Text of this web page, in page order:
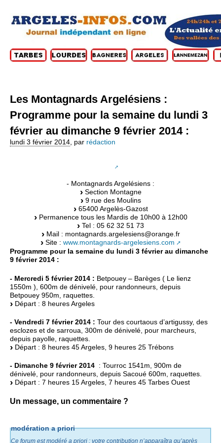
Les Montagnards Argelésiens :
Programme pour la semaine du lundi 3
février au dimanche 9 février 2014 :
lundi 3 février 2014 par rédaction
- Montagnards Argelésiens :
Section Montagne
9 rue des Moulins
65400 Argelès-Gazost
Permanence tous les Mardis de 10h00 à 12h00
Tel : 05 62 32 51 73
Mail : montagnards.argelesiens@orange.fr
Site : www.montagnards-argelesiens.com
Programme pour la semaine du lundi 3 février au dimanche
9 février 2014 :
- Mercredi 5 février 2014 : Betpouey – Barèges ( Le lienz
1550m ), 600m de dénivelé, pour randonneurs, depuis
Betpouey 950m, raquettes.
Départ : 8 heures Argeles
- Vendredi 7 février 2014 : Tour des courtaous d’artigussy, des
esclozes et de sarroua, 300m de dénivelé, pour marcheurs,
depuis payolle, raquettes.
Départ : 8 heures 45 Argeles, 9 heures 25 Trébons
- Dimanche 9 février 2014 : Tourroc 1541m, 900m de
dénivelé, pour randonneurs, depuis Sacoué 600m, raquettes.
Départ : 7 heures 15 Argeles, 7 heures 45 Tarbes Ouest
Un message, un commentaire ?
modération a priori
Ce forum est modéré a priori : votre contribution n’apparaîtra qu’après